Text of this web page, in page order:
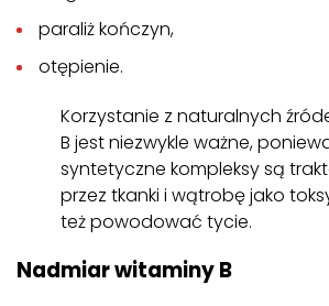
paraliż kończyn,
otępienie.
Korzystanie z naturalnych
B jest niezwykle ważne,
syntetyczne kompleksy są
przez tkanki i wątrobę jako
też powodować tycie.
Nadmiar witaminy B